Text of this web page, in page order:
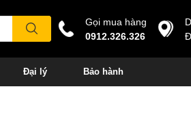
Gọi mua hàng
0912.326.326
Đại lý Bảo hành